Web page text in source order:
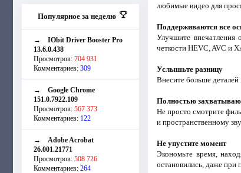
Популярное за неделю
→ IObit Driver Booster Pro
13.6.0.438
Просмотров: 704 931
Комментариев: 309
→ Google Chrome
151.0.7922.109
Просмотров: 567 373
Комментариев: 122
→ Adobe Acrobat
26.001.21771
Просмотров: 508 726
Комментариев: 264
любимые видео для
Поддерживаются все
Улучшите
четкости HEVC, AVC и
Услышьте разницу
Внесите больше
Полностью
Не просто смотрите
и пространственному
Не упустите момент
Экономьте время,
остановились, даже при